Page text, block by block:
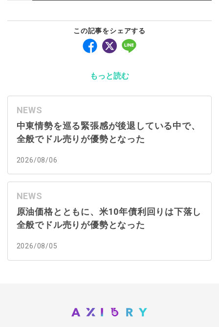
この記事をシェアする
もっと読む
NEWS
中東情勢を巡る緊張感が後退している中で、
全般でドル売りが優勢となった
2026/08/06
NEWS
原油価格とともに、米10年債利回りは下落し
全般でドル売りが優勢となった
2026/08/05